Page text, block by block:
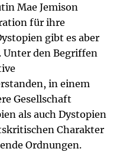
Mae Jemison
für ihre
gibt es aber
Unter den Begriffen
in einem
Gesellschaft
als auch Dystopien
Charakter
Ordnungen.